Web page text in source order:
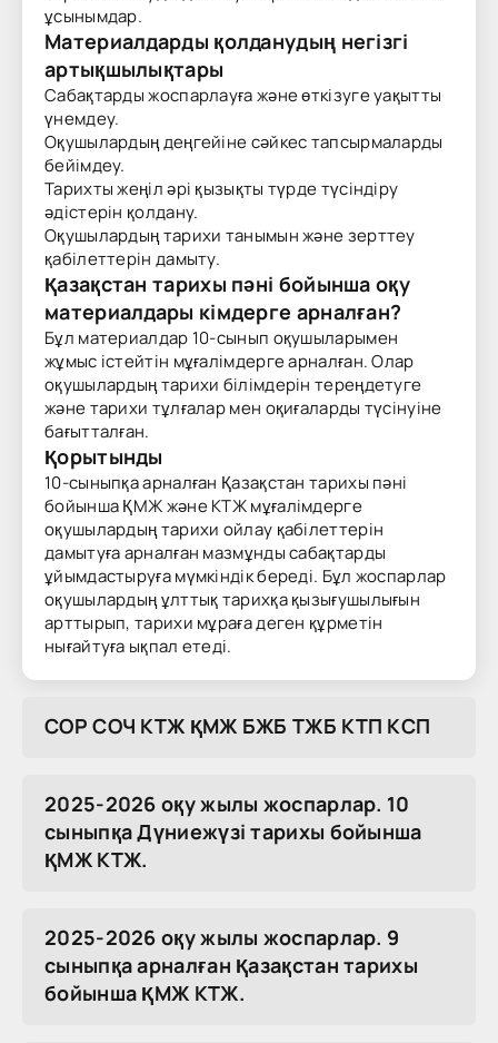
ұсынымдар.
Материалдарды қолданудың негізгі
артықшылықтары
Сабақтарды жоспарлауға және өткізуге уақытты
үнемдеу.
Оқушылардың деңгейіне сәйкес тапсырмаларды
бейімдеу.
Тарихты жеңіл әрі қызықты түрде түсіндіру
әдістерін қолдану.
Оқушылардың тарихи танымын және зерттеу
қабілеттерін дамыту.
Қазақстан тарихы пәні бойынша оқу
материалдары кімдерге арналған?
Бұл материалдар 10-сынып оқушыларымен
жұмыс істейтін мұғалімдерге арналған. Олар
оқушылардың тарихи білімдерін тереңдетуге
және тарихи тұлғалар мен оқиғаларды түсінуіне
бағытталған.
Қорытынды
10-сыныпқа арналған Қазақстан тарихы пәні
бойынша ҚМЖ және КТЖ мұғалімдерге
оқушылардың тарихи ойлау қабілеттерін
дамытуға арналған мазмұнды сабақтарды
ұйымдастыруға мүмкіндік береді. Бұл жоспарлар
оқушылардың ұлттық тарихқа қызығушылығын
арттырып, тарихи мұраға деген құрметін
нығайтуға ықпал етеді.
COP COЧ KTЖ ҚMЖ БЖБ TЖБ KTП KCП
2025-2026 оқу жылы жоспарлар. 10
сыныпқа Дүниежүзі тарихы бойынша
ҚМЖ КТЖ.
2025-2026 оқу жылы жоспарлар. 9
сыныпқа арналған Қазақстан тарихы
бойынша ҚМЖ КТЖ.